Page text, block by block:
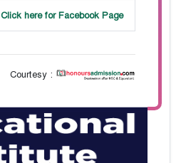
Click here for Facebook Page
Courtesy :